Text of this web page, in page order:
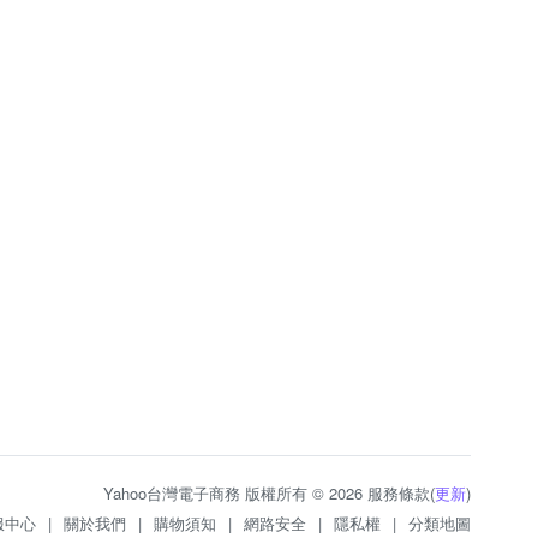
Yahoo台灣電子商務 版權所有 © 2026 服務條款(更新)
中心 | 關於我們 | 購物須知 | 網路安全 | 隱私權 | 分類地圖